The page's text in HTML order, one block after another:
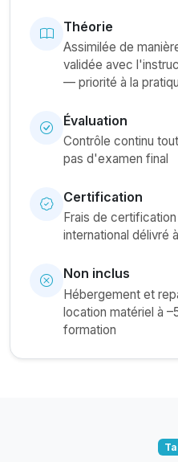
Théorie
Assimilée de
validée avec
— priorité à la
Évaluation
Contrôle continu
pas d'examen final
Certification
Frais de
international délivré
Non inclus
Hébergement et
location matériel à
formation